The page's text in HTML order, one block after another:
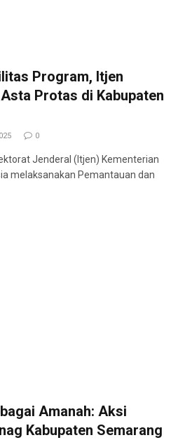
Program, Itjen
Protas di Kabupaten
0
Jenderal (Itjen) Kementerian
melaksanakan Pemantauan dan
Amanah: Aksi
Kabupaten Semarang